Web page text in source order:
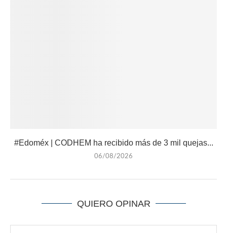
#Edoméx | CODHEM ha recibido más de 3 mil quejas...
06/08/2026
QUIERO OPINAR